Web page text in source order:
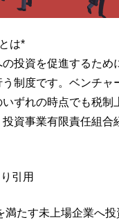
は*
投資を促進するため
う制度です。ベンチ
ずれの時点でも税制
投資事業有限責任組
引用
満たす未上場企業へ